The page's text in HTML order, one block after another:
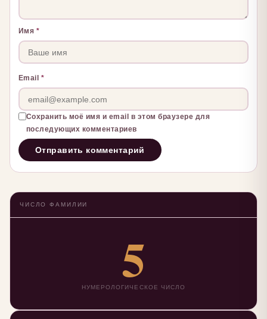
Имя *
Email *
Сохранить моё имя и email в этом браузере для
последующих комментариев
ЧИСЛО ФАМИЛИИ
5
НУМЕРОЛОГИЧЕСКОЕ ЧИСЛО